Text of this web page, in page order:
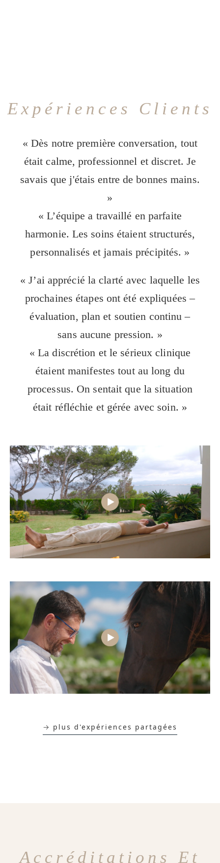
Expériences Clients
« Dès notre première conversation, tout
était calme, professionnel et discret. Je
savais que j'étais entre de bonnes mains.
»
« L’équipe a travaillé en parfaite
harmonie. Les soins étaient structurés,
personnalisés et jamais précipités. »
« J’ai apprécié la clarté avec laquelle les
prochaines étapes ont été expliquées –
évaluation, plan et soutien continu –
sans aucune pression. »
« La discrétion et le sérieux clinique
étaient manifestes tout au long du
processus. On sentait que la situation
était réfléchie et gérée avec soin. »
→ plus d'expériences partagées
Accréditations Et